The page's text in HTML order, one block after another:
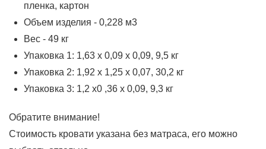
пленка, картон
Объем изделия - 0,228 м3
Вес - 49 кг
Упаковка 1: 1,63 х 0,09 х 0,09, 9,5 кг
Упаковка 2: 1,92 х 1,25 х 0,07, 30,2 кг
Упаковка 3: 1,2 х0 ,36 х 0,09, 9,3 кг
Обратите внимание!
Стоимость кровати указана без матраса, его можно